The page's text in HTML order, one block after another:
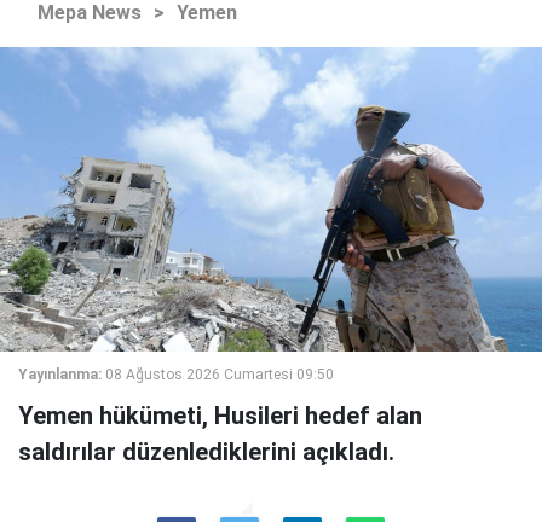
Mepa News > Yemen
Yayınlanma: 08 Ağustos 2026 Cumartesi 09:50
Yemen hükümeti, Husileri hedef alan
saldırılar düzenlediklerini açıkladı.